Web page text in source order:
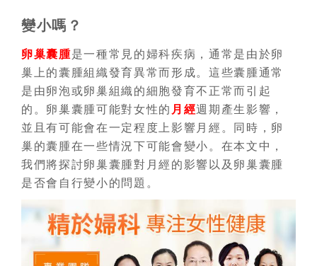
變小嗎？
卵巢囊腫是一種常見的婦科疾病，通常是由於卵
巢上的囊腫組織發育異常而形成。這些囊腫通常
是由卵泡或卵巢組織的細胞發育不正常而引起
的。卵巢囊腫可能對女性的 月經週期產生影響，
並且有可能會在一定程度上影響月經。同時，卵
巢的囊腫在一些情況下可能會變小。在本文中，
我們將探討卵巢囊腫對月經的影響以及卵巢囊腫
是否會自行變小的問題。